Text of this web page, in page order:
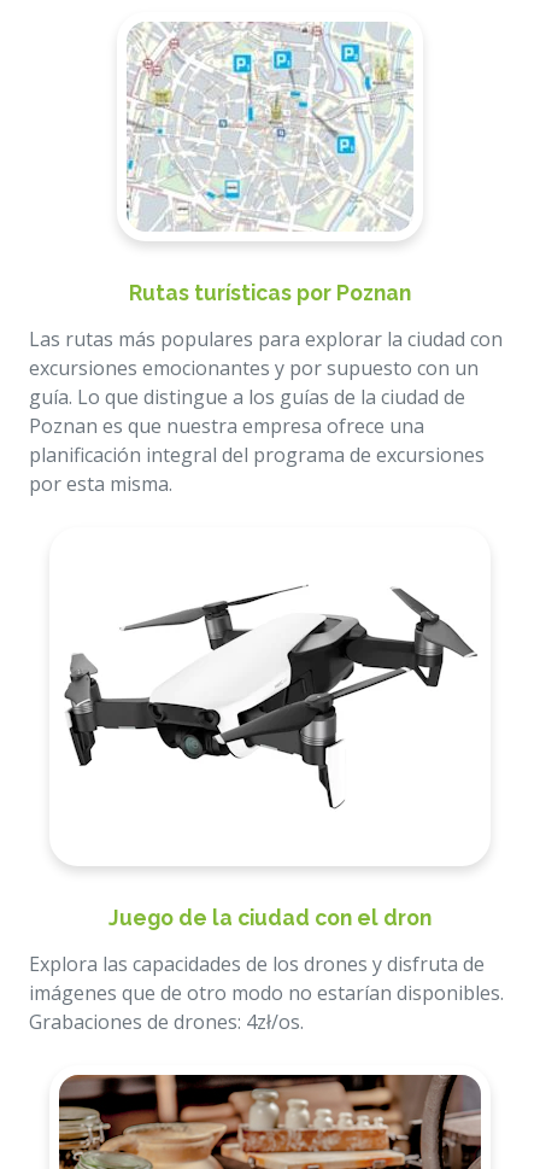
Rutas turísticas por Poznan
Las rutas más populares para explorar la ciudad con
excursiones emocionantes y por supuesto con un
guía. Lo que distingue a los guías de la ciudad de
Poznan es que nuestra empresa ofrece una
planificación integral del programa de excursiones
por esta misma.
Juego de la ciudad con el dron
Explora las capacidades de los drones y disfruta de
imágenes que de otro modo no estarían disponibles.
Grabaciones de drones: 4zł/os.